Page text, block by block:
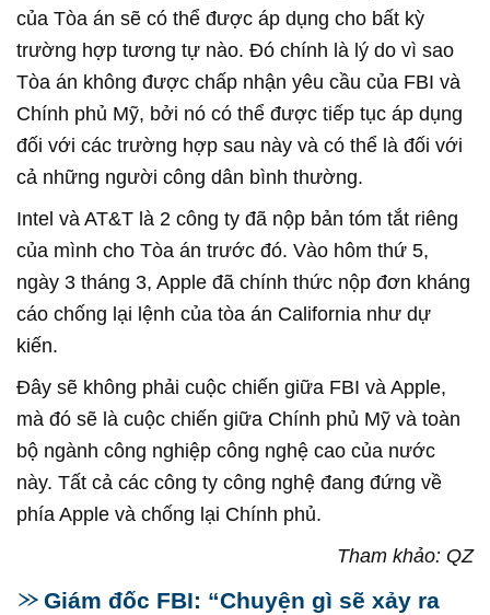
của Tòa án sẽ có thể được áp dụng cho bất kỳ
trường hợp tương tự nào. Đó chính là lý do vì sao
Tòa án không được chấp nhận yêu cầu của FBI và
Chính phủ Mỹ, bởi nó có thể được tiếp tục áp dụng
đối với các trường hợp sau này và có thể là đối với
cả những người công dân bình thường.
Intel và AT&T là 2 công ty đã nộp bản tóm tắt riêng
của mình cho Tòa án trước đó. Vào hôm thứ 5,
ngày 3 tháng 3, Apple đã chính thức nộp đơn kháng
cáo chống lại lệnh của tòa án California như dự
kiến.
Đây sẽ không phải cuộc chiến giữa FBI và Apple,
mà đó sẽ là cuộc chiến giữa Chính phủ Mỹ và toàn
bộ ngành công nghiệp công nghệ cao của nước
này. Tất cả các công ty công nghệ đang đứng về
phía Apple và chống lại Chính phủ.
Tham khảo: QZ
Giám đốc FBI: “Chuyện gì sẽ xảy ra